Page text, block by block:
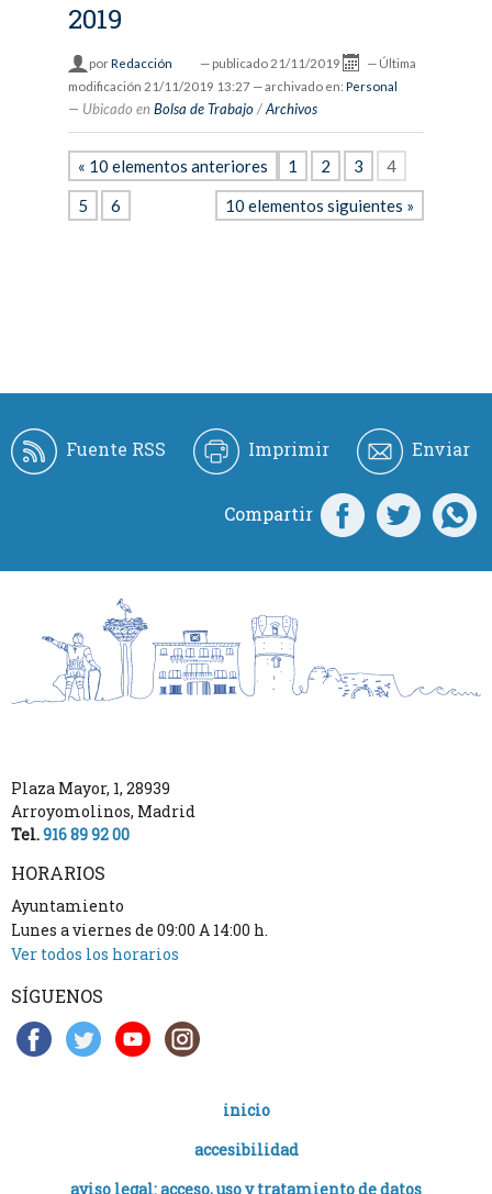
2019
porRedacción — publicado 21/11/2019 — Última
modificación 21/11/2019 13:27 — archivado en: Personal
Ubicado en Bolsa de Trabajo /Archivos
« 10 elementos anteriores
10 elementos siguientes »
1 2 3
4
5
6
Fuente RSS Imprimir Enviar
Compartir
Plaza Mayor, 1, 28939
Arroyomolinos, Madrid
Tel.916 89 92 00
HORARIOS
Ayuntamiento
Lunes a viernes de 09:00 A 14:00 h.
Ver todos los horarios
SÍGUENOS
inicio
accesibilidad
aviso legal: acceso, uso y tratamiento de datos